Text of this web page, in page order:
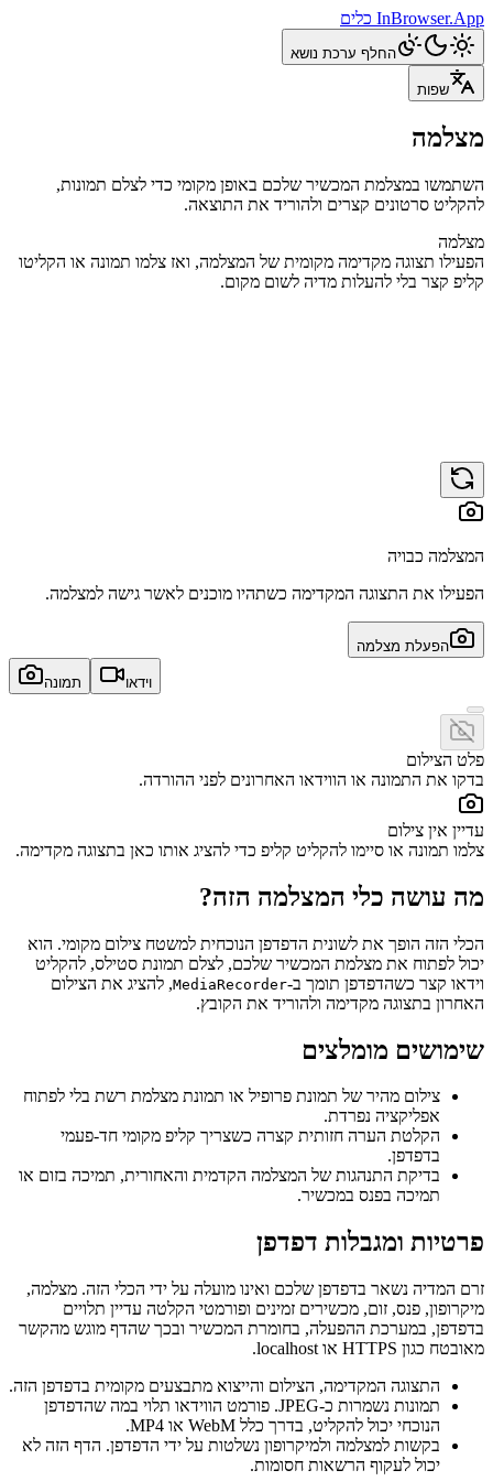
InBrowser.App כלים
החלף ערכת נושא
שפות
מצלמה
השתמשו במצלמת המכשיר שלכם באופן מקומי כדי לצלם תמונות,
להקליט סרטונים קצרים ולהוריד את התוצאה.
מצלמה
הפעילו תצוגה מקדימה מקומית של המצלמה, ואז צלמו תמונה או הקליטו
קליפ קצר בלי להעלות מדיה לשום מקום.
המצלמה כבויה
הפעילו את התצוגה המקדימה כשתהיו מוכנים לאשר גישה למצלמה.
הפעלת מצלמה
תמונה וידאו
פלט הצילום
בדקו את התמונה או הווידאו האחרונים לפני ההורדה.
עדיין אין צילום
צלמו תמונה או סיימו להקליט קליפ כדי להציג אותו כאן בתצוגה מקדימה.
מה עושה כלי המצלמה הזה?
הכלי הזה הופך את לשונית הדפדפן הנוכחית למשטח צילום מקומי. הוא
יכול לפתוח את מצלמת המכשיר שלכם, לצלם תמונת סטילס, להקליט
וידאו קצר כשהדפדפן תומך ב-MediaRecorder, להציג את הצילום
האחרון בתצוגה מקדימה ולהוריד את הקובץ.
שימושים מומלצים
צילום מהיר של תמונת פרופיל או תמונת מצלמת רשת בלי לפתוח
אפליקציה נפרדת.
הקלטת הערה חזותית קצרה כשצריך קליפ מקומי חד-פעמי
בדפדפן.
בדיקת התנהגות של המצלמה הקדמית והאחורית, תמיכה בזום או
תמיכה בפנס במכשיר.
פרטיות ומגבלות דפדפן
זרם המדיה נשאר בדפדפן שלכם ואינו מועלה על ידי הכלי הזה. מצלמה,
מיקרופון, פנס, זום, מכשירים זמינים ופורמטי הקלטה עדיין תלויים
בדפדפן, במערכת ההפעלה, בחומרת המכשיר ובכך שהדף מוגש מהקשר
מאובטח כגון HTTPS או localhost.
התצוגה המקדימה, הצילום והייצוא מתבצעים מקומית בדפדפן הזה.
תמונות נשמרות כ-JPEG. פורמט הווידאו תלוי במה שהדפדפן
הנוכחי יכול להקליט, בדרך כלל WebM או MP4.
בקשות למצלמה ולמיקרופון נשלטות על ידי הדפדפן. הדף הזה לא
יכול לעקוף הרשאות חסומות.